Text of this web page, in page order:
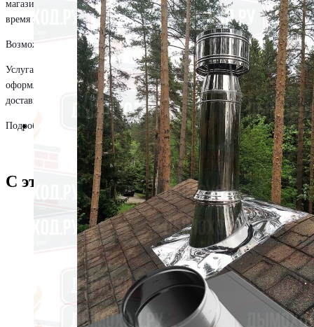
магазин. Заказ будет передан в указанный вами пункт, и в короткое
время наш сотрудник свяжется с вами для уточнения деталей.
Возможна доставка покупки на любую сумму.
Услуга предоставляется с понедельника по пятницу с 11 до 18 часов*,
оформляется минимум на день вперед. Водитель звонит за 2 часа до
доставки
Подробнее об условиях читайте в разделе “Доставка и оплата”.
С этим товаром покупают